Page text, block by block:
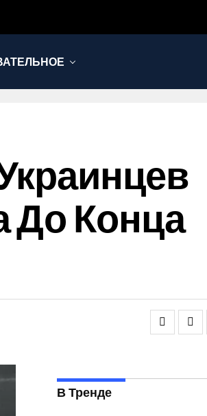
До Конца
В Тренде